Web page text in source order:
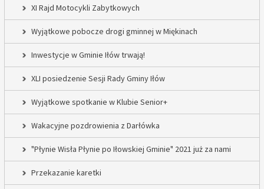
XI Rajd Motocykli Zabytkowych
Wyjątkowe pobocze drogi gminnej w Miękinach
Inwestycje w Gminie Iłów trwają!
XLI posiedzenie Sesji Rady Gminy Iłów
Wyjątkowe spotkanie w Klubie Senior+
Wakacyjne pozdrowienia z Darłówka
"Płynie Wisła Płynie po Iłowskiej Gminie" 2021 już za nami
Przekazanie karetki